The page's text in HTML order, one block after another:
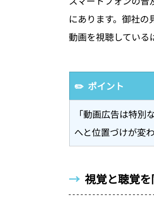
にあります。御社
動画を視聴している
✏️  ポイント
「動画広告は特別
へと位置づけが変
→ 視覚と聴覚